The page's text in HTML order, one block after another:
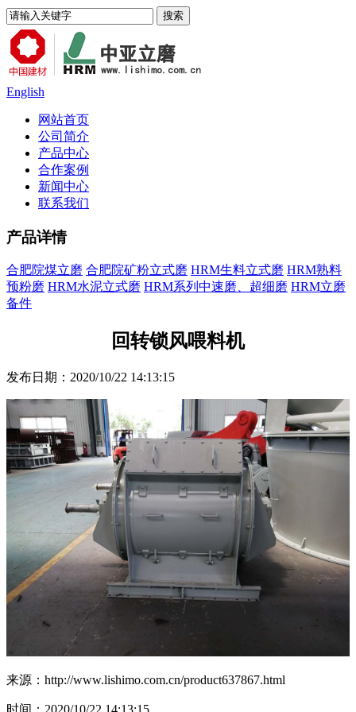
English
网站首页
公司简介
产品中心
合作案例
新闻中心
联系我们
产品详情
合肥院煤立磨 合肥院矿粉立式磨 HRM生料立式磨 HRM熟料
预粉磨 HRM水泥立式磨 HRM系列中速磨、超细磨 HRM立磨
备件
回转锁风喂料机
发布日期：2020/10/22 14:13:15
来源：http://www.lishimo.com.cn/product637867.html